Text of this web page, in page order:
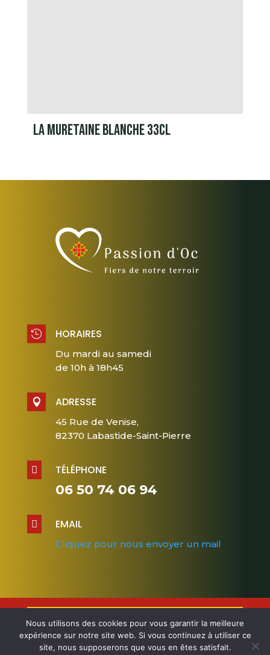
LA MURETAINE BLANCHE 33CL
 HORAIRES
Du mardi au samedi
de 10h à 18h45
 ADRESSE
45 Rue de Venise,
82370 Labastide-Saint-Pierre
 TÉLÉPHONE
06 50 74 06 94
 EMAIL
Cliquez pour nous envoyer un mail
Design et Conception cloverconseil.fr –
Copyright © Passion d’oc – 2025. Tous droits
Nous utilisons des cookies pour vous garantir la meilleure
expérience sur notre site web. Si vous continuez à utiliser ce
site, nous supposerons que vous en êtes satisfait.